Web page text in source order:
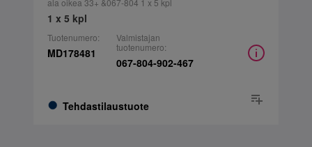
ala oikea 33+ &067-804 1 x 5 kpl
1 x 5 kpl
Tuotenumero:
MD178481
Tehdastilaustuote
Valmistajan
tuotenumero:
067-804-902-467